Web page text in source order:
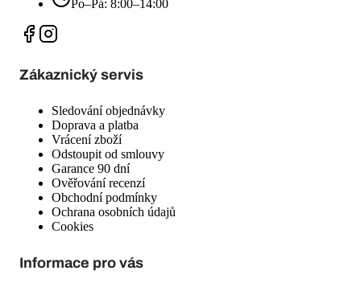
Po–Pá: 8:00–14:00
Zákaznický servis
Sledování objednávky
Doprava a platba
Vrácení zboží
Odstoupit od smlouvy
Garance 90 dní
Ověřování recenzí
Obchodní podmínky
Ochrana osobních údajů
Cookies
Informace pro vás